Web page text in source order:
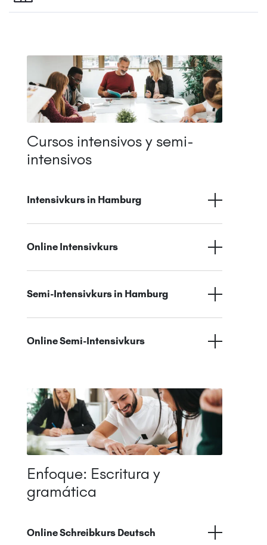
Cursos intensivos y semi-
intensivos
Intensivkurs in Hamburg
Online Intensivkurs
Semi-Intensivkurs in Hamburg
Online Semi-Intensivkurs
Enfoque: Escritura y
gramática
Online Schreibkurs Deutsch